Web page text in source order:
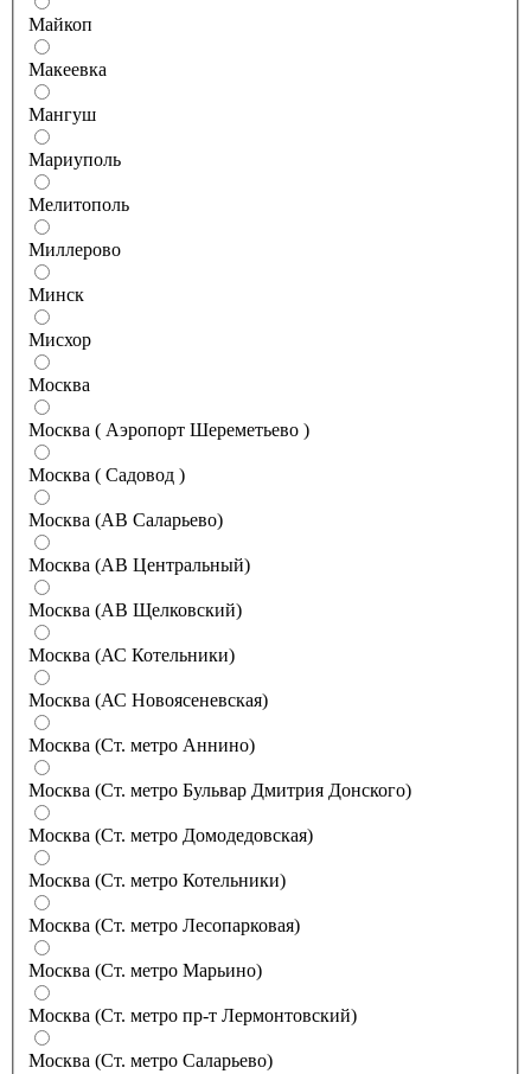
Майкоп
Макеевка
Мангуш
Мариуполь
Мелитополь
Миллерово
Минск
Мисхор
Москва
Москва ( Аэропорт Шереметьево )
Москва ( Садовод )
Москва (АВ Саларьево)
Москва (АВ Центральный)
Москва (АВ Щелковский)
Москва (АС Котельники)
Москва (АС Новоясеневская)
Москва (Ст. метро Аннино)
Москва (Ст. метро Бульвар Дмитрия Донского)
Москва (Ст. метро Домодедовская)
Москва (Ст. метро Котельники)
Москва (Ст. метро Лесопарковая)
Москва (Ст. метро Марьино)
Москва (Ст. метро пр-т Лермонтовский)
Москва (Ст. метро Саларьево)